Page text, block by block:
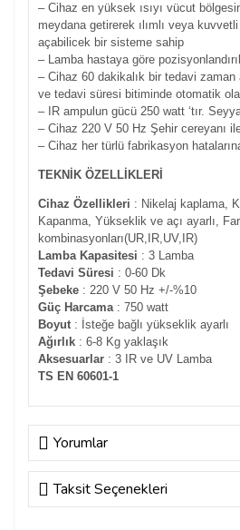
– Cihaz en yüksek ısıyı vücut
meydana getirerek ılımlı veya
açabilicek bir sisteme sahip
– Lamba hastaya göre
– Cihaz 60 dakikalık bir tedavi zaman
ve tedavi süresi bitiminde otomatik
– IR ampulun gücü 250 watt ‘tır.
– Cihaz 220 V 50 Hz Şehir cereyanı
– Cihaz her türlü fabrikasyon
TEKNİK ÖZELLİKLERİ
Cihaz Özellikleri : Nikelaj kaplama,
Kapanma, Yükseklik ve açı ayarlı,
kombinasyonları(UR,IR,UV,IR)
Lamba Kapasitesi : 3 Lamba
Tedavi Süresi : 0-60 Dk
Şebeke : 220 V 50 Hz +/-%10
Güç Harcama : 750 watt
Boyut : İsteğe bağlı yükseklik ayarlı
Ağırlık : 6-8 Kg yaklaşık
Aksesuarlar : 3 IR ve UV Lamba
TS EN 60601-1
Yorumlar
Bu ürüne ilk yorumu
Taksit Seçenekleri